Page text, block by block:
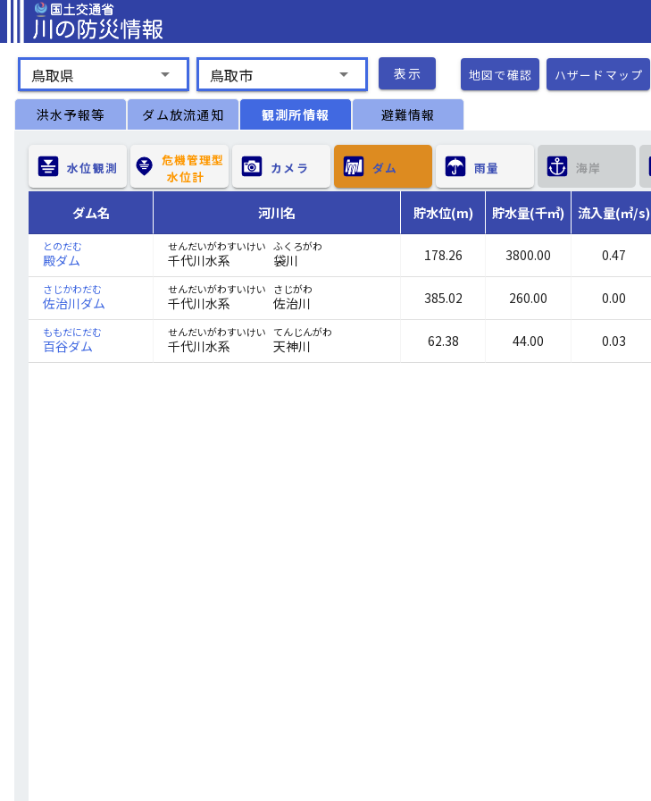
鳥取県 arrow_drop_down 鳥取市 arrow_drop_down 表示 地図で確認 ハザードマップ
洪水予報等 ダム放流通知 観測所情報 避難情報
水位観測
危機管理型
水位計
カメラ ダム 雨量 海岸
ダム名 河川名 貯水位(m) 貯水量(千㎥) 流入量(㎥/s)
とのだむ
殿ダム
せんだいがわすいけい
千代川水系
ふくろがわ
袋川 178.26 3800.00 0.47
さじかわだむ
佐治川ダム
せんだいがわすいけい
千代川水系
さじがわ
佐治川 385.02 260.00 0.00
ももだにだむ
百谷ダム
せんだいがわすいけい
千代川水系
てんじんがわ
天神川 62.38 44.00 0.03